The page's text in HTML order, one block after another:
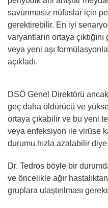
savunmasız nüfuslar için
gerektirebilir. En iyi
varyantların ortaya
veya yeni aşı
açıkladı.
DSÖ Genel Direktörü
geç daha öldürücü ve
ortaya çıkabilir ve bu yeni
veya enfeksiyon ile virüse
durumu hızla azalabilir diye
Dr. Tedros böyle bir
ve öncelikle ağır
gruplara ulaştırılması